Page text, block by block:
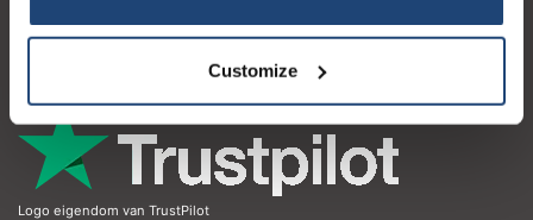
Customize
Contactgegevens
Logo eigendom van TrustPilot